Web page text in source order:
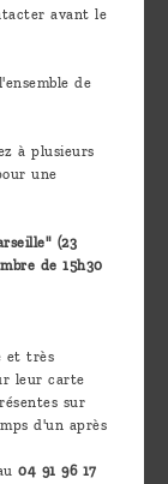
avant le
de
à plusieurs
une
(23
de 15h30
et très
leur carte
sur
d'un après
04 91 96 17